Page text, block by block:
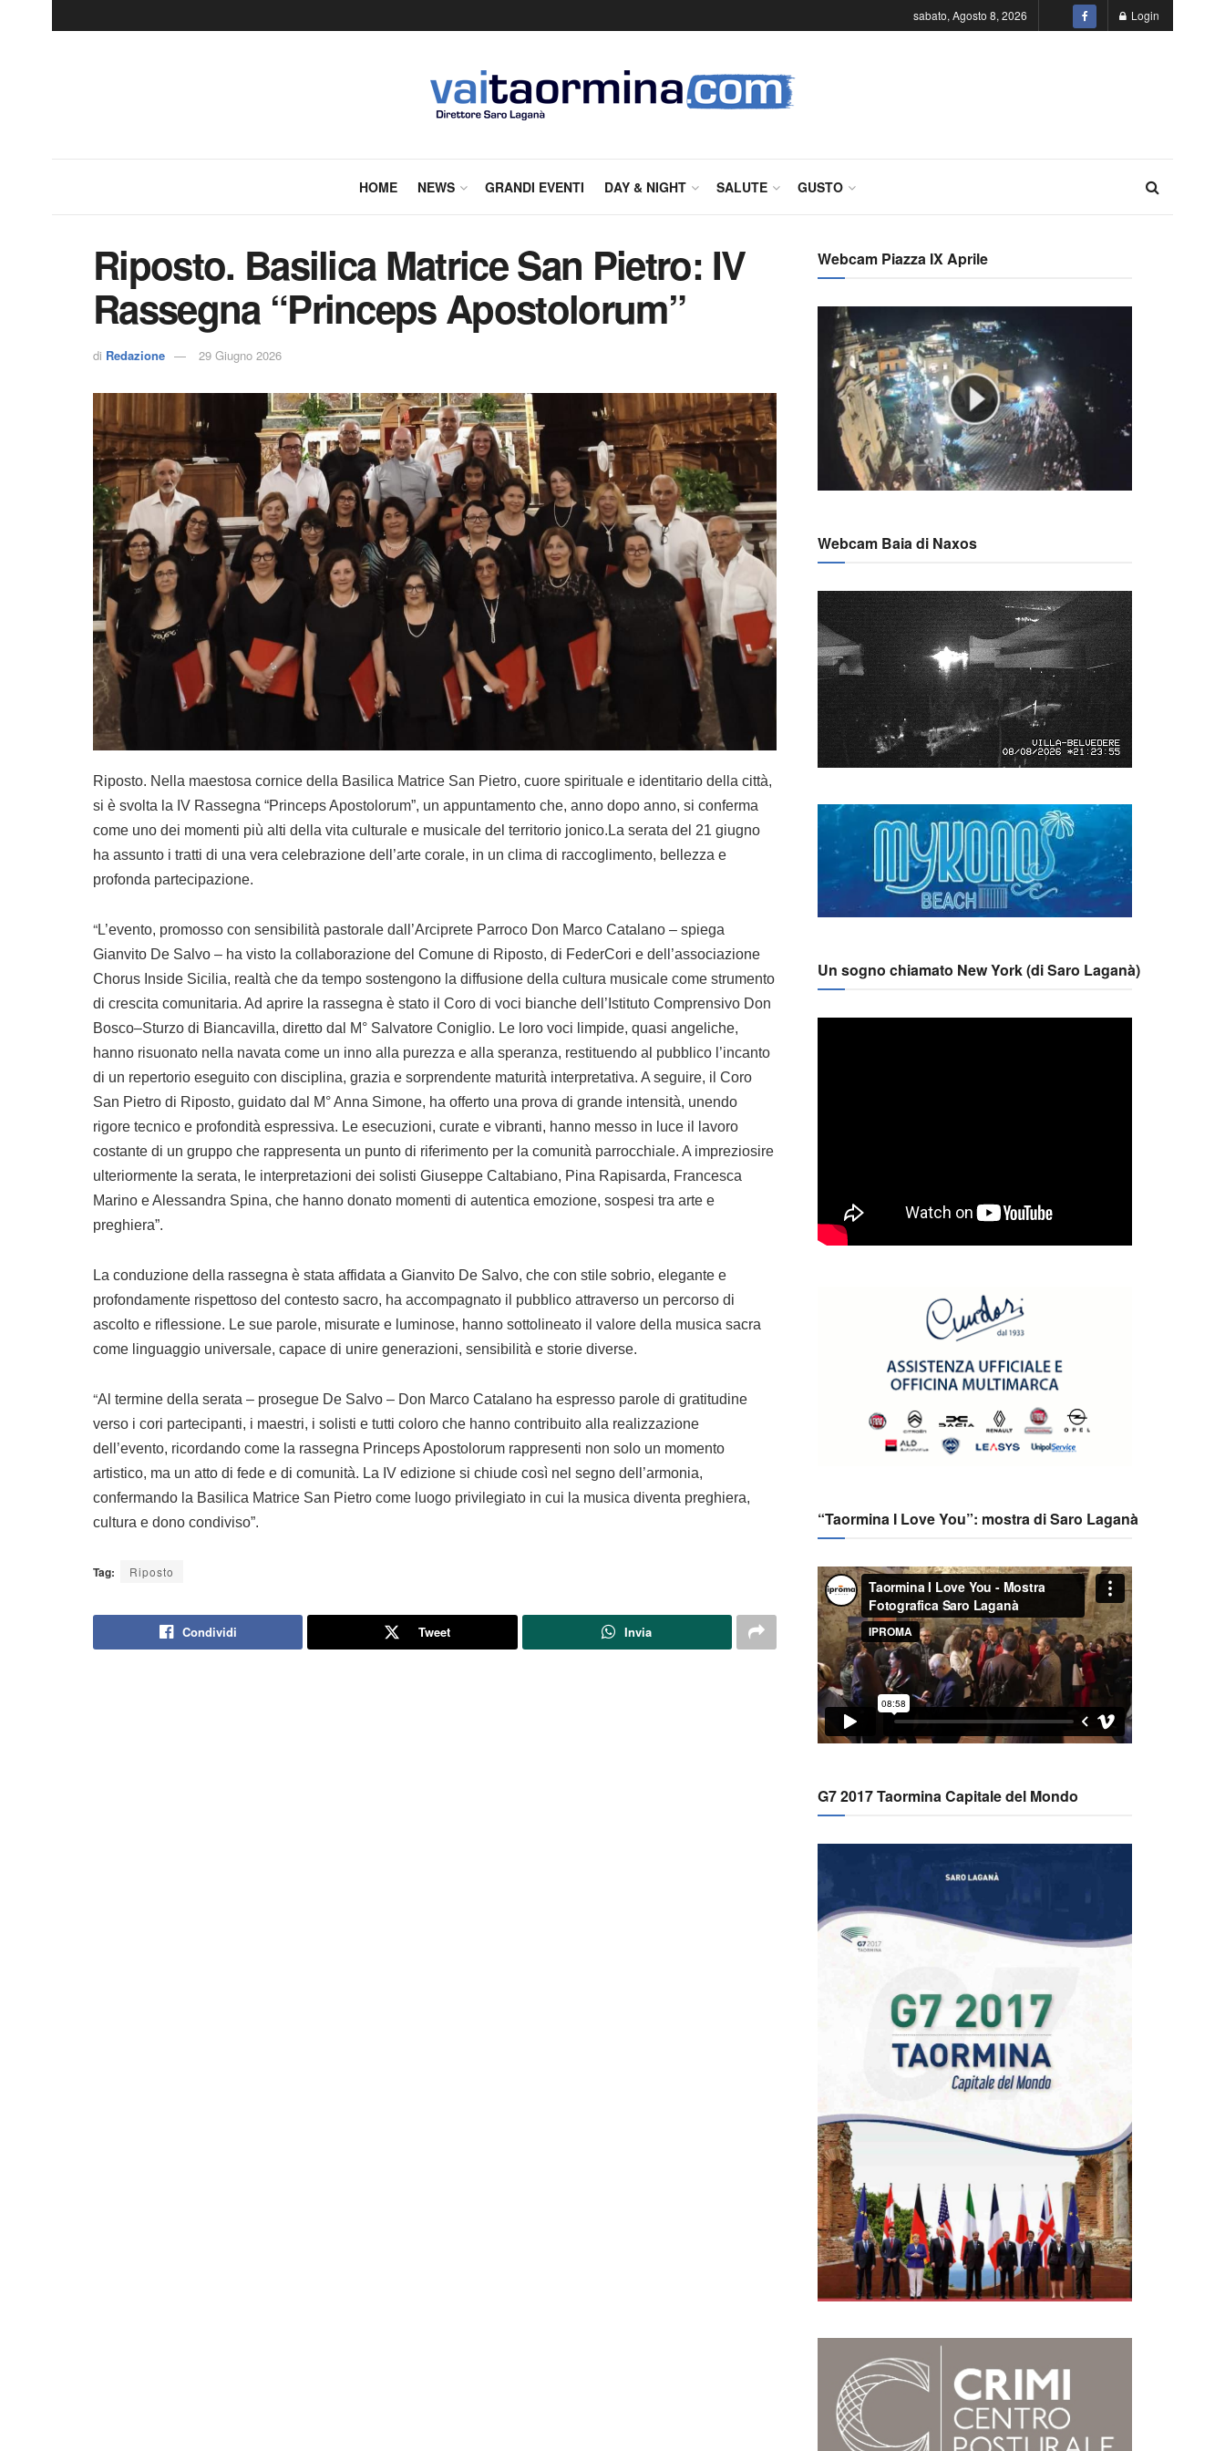
sabato, Agosto 8, 2026 Login
HOME NEWS GRANDI EVENTI DAY & NIGHT SALUTE GUSTO
Riposto. Basilica Matrice San Pietro: IV
Rassegna “Princeps Apostolorum”
di Redazione 29 Giugno 2026
Riposto. Nella maestosa cornice della Basilica Matrice San Pietro, cuore spirituale e identitario della città,
si è svolta la IV Rassegna “Princeps Apostolorum”, un appuntamento che, anno dopo anno, si conferma
come uno dei momenti più alti della vita culturale e musicale del territorio jonico.La serata del 21 giugno
ha assunto i tratti di una vera celebrazione dell’arte corale, in un clima di raccoglimento, bellezza e
profonda partecipazione.
“L’evento, promosso con sensibilità pastorale dall’Arciprete Parroco Don Marco Catalano – spiega
Gianvito De Salvo – ha visto la collaborazione del Comune di Riposto, di FederCori e dell’associazione
Chorus Inside Sicilia, realtà che da tempo sostengono la diffusione della cultura musicale come strumento
di crescita comunitaria. Ad aprire la rassegna è stato il Coro di voci bianche dell’Istituto Comprensivo Don
Bosco–Sturzo di Biancavilla, diretto dal M° Salvatore Coniglio. Le loro voci limpide, quasi angeliche,
hanno risuonato nella navata come un inno alla purezza e alla speranza, restituendo al pubblico l’incanto
di un repertorio eseguito con disciplina, grazia e sorprendente maturità interpretativa. A seguire, il Coro
San Pietro di Riposto, guidato dal M° Anna Simone, ha offerto una prova di grande intensità, unendo
rigore tecnico e profondità espressiva. Le esecuzioni, curate e vibranti, hanno messo in luce il lavoro
costante di un gruppo che rappresenta un punto di riferimento per la comunità parrocchiale. A impreziosire
ulteriormente la serata, le interpretazioni dei solisti Giuseppe Caltabiano, Pina Rapisarda, Francesca
Marino e Alessandra Spina, che hanno donato momenti di autentica emozione, sospesi tra arte e
preghiera”.
La conduzione della rassegna è stata affidata a Gianvito De Salvo, che con stile sobrio, elegante e
profondamente rispettoso del contesto sacro, ha accompagnato il pubblico attraverso un percorso di
ascolto e riflessione. Le sue parole, misurate e luminose, hanno sottolineato il valore della musica sacra
come linguaggio universale, capace di unire generazioni, sensibilità e storie diverse.
“Al termine della serata – prosegue De Salvo – Don Marco Catalano ha espresso parole di gratitudine
verso i cori partecipanti, i maestri, i solisti e tutti coloro che hanno contribuito alla realizzazione
dell’evento, ricordando come la rassegna Princeps Apostolorum rappresenti non solo un momento
artistico, ma un atto di fede e di comunità. La IV edizione si chiude così nel segno dell’armonia,
confermando la Basilica Matrice San Pietro come luogo privilegiato in cui la musica diventa preghiera,
cultura e dono condiviso”.
Tag: Riposto
Condividi Tweet Invia
Webcam Piazza IX Aprile
Webcam Baia di Naxos
Un sogno chiamato New York (di Saro Laganà)
“Taormina I Love You”: mostra di Saro Laganà
G7 2017 Taormina Capitale del Mondo